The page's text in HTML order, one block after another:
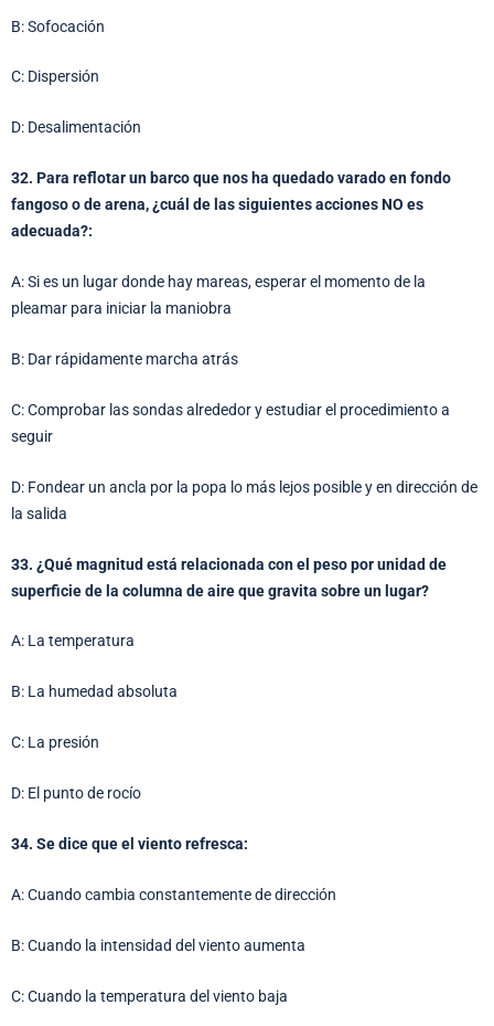
B: Sofocación
C: Dispersión
D: Desalimentación
32. Para reflotar un barco que nos ha quedado varado en fondo
fangoso o de arena, ¿cuál de las siguientes acciones NO es
adecuada?:
A: Si es un lugar donde hay mareas, esperar el momento de la
pleamar para iniciar la maniobra
B: Dar rápidamente marcha atrás
C: Comprobar las sondas alrededor y estudiar el procedimiento a
seguir
D: Fondear un ancla por la popa lo más lejos posible y en dirección de
la salida
33. ¿Qué magnitud está relacionada con el peso por unidad de
superficie de la columna de aire que gravita sobre un lugar?
A: La temperatura
B: La humedad absoluta
C: La presión
D: El punto de rocío
34. Se dice que el viento refresca:
A: Cuando cambia constantemente de dirección
B: Cuando la intensidad del viento aumenta
C: Cuando la temperatura del viento baja